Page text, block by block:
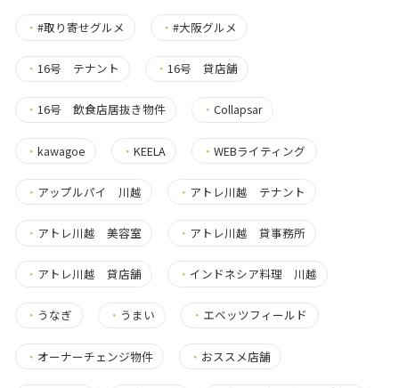
・ #取り寄せグルメ ・#大阪グルメ
・ 16号 テナント ・16号 貸店舗
・ 16号 飲食店居抜き物件 ・Collapsar
・ kawagoe ・KEELA ・WEBライティング
・ アップルパイ 川越 ・ アトレ川越 テナント
・ アトレ川越 美容室 ・ アトレ川越 貸事務所
・ アトレ川越 貸店舗 ・ インドネシア料理 川越
・ うなぎ ・ うまい ・ エベッツフィールド
・ オーナーチェンジ物件 ・ おススメ店舗